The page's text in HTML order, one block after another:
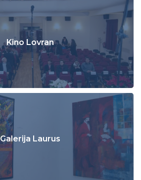
Kino Lovran
Galerija Laurus